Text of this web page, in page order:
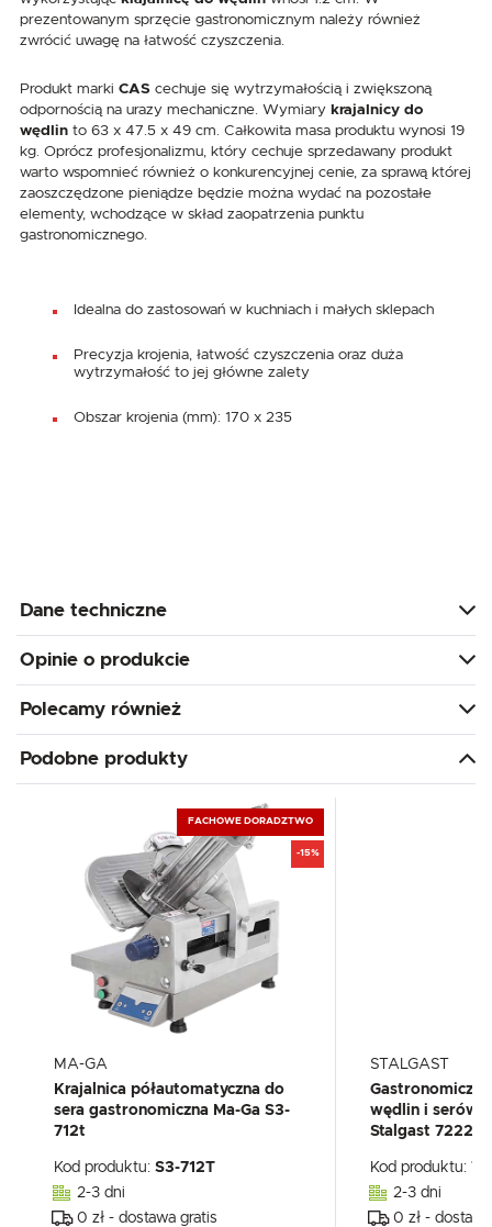
prezentowanym sprzęcie gastronomicznym należy również
zwrócić uwagę na łatwość czyszczenia.
Produkt marki CAS cechuje się wytrzymałością i zwiększoną
odpornością na urazy mechaniczne. Wymiary krajalnicy do
wędlin to 63 x 47.5 x 49 cm. Całkowita masa produktu wynosi 19
kg. Oprócz profesjonalizmu, który cechuje sprzedawany produkt
warto wspomnieć również o konkurencyjnej cenie, za sprawą której
zaoszczędzone pieniądze będzie można wydać na pozostałe
elementy, wchodzące w skład zaopatrzenia punktu
gastronomicznego.
Idealna do zastosowań w kuchniach i małych sklepach
Precyzja krojenia, łatwość czyszczenia oraz duża
wytrzymałość to jej główne zalety
Obszar krojenia (mm): 170 x 235
Dane techniczne
Opinie o produkcie
Polecamy również
Podobne produkty
FACHOWE DORADZTWO
-15%
MA-GA
Krajalnica półautomatyczna do
sera gastronomiczna Ma-Ga S3-
712t
Kod produktu: S3-712T
2-3 dni
0 zł - dostawa gratis
STALGAST
wędlin i serów
Stalgast
Kod produktu:
2-3 dni
0 zł -